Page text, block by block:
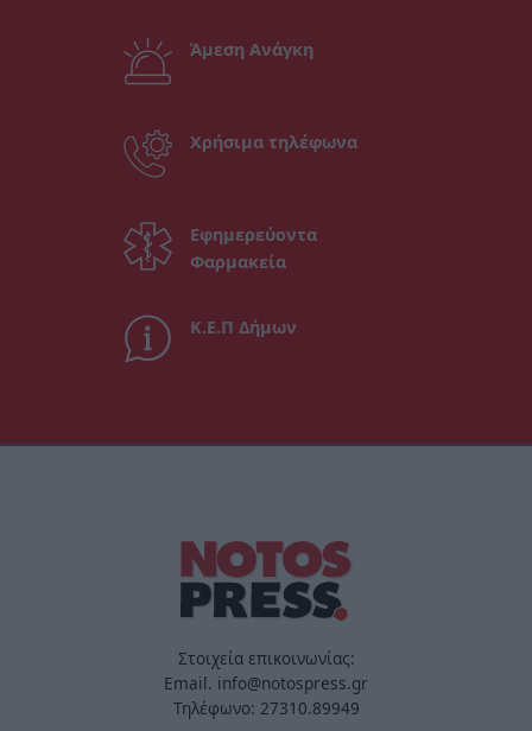
Άμεση Ανάγκη
Χρήσιμα τηλέφωνα
Εφημερεύοντα
Φαρμακεία
Κ.Ε.Π Δήμων
Στοιχεία επικοινωνίας:
Email. info@notospress.gr
Τηλέφωνο: 27310.89949